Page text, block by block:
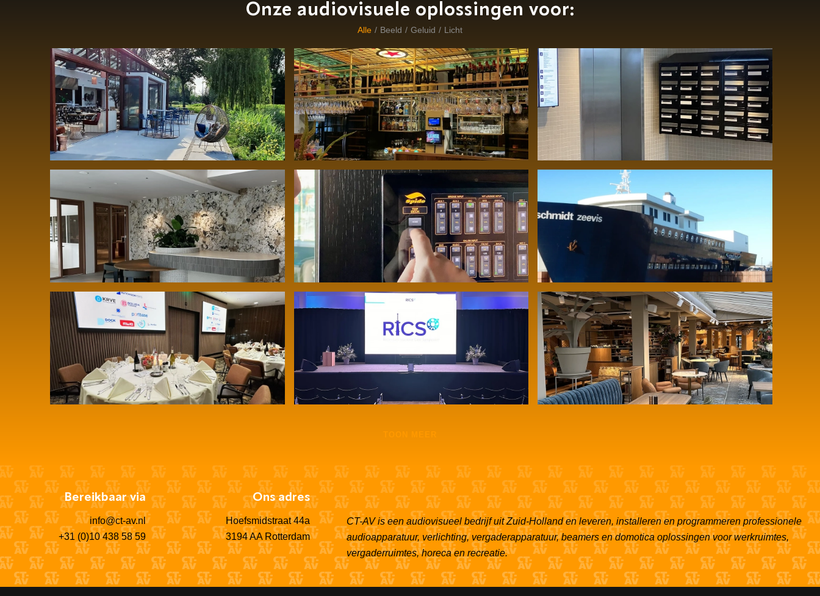
Onze audiovisuele oplossingen voor:
Alle / Beeld / Geluid / Licht
Uitbreiding en optimalisatie
bestaande geluidsinstallatie
restaurant La Cocotte
Sfeervolle betrouwbare
geluidsinstallatie bij Brasserie Kaat
Mossel
Moderne display bewegwijzering op
Schiphol The Base
Meer beleving in de showroom bij
Kogros Numansdorp
Audiovisuele installatie op het
evenementenjacht Prinses Amalia –
Koninklijke Spido
Geïntegreerd geluidsinstallatie in de
winkel bij Schmidt Zeevis
Audiovisuele upgrade video-LED van
der Valk Ridderkerk
Audiovisuele ondersteuning
medische symposium RICS
Audiobeleving bij Carlton Hotel
Spijkenisse
Bereikbaar via
info@ct-av.nl
+31 (0)10 438 58 59
Ons adres
Hoefsmidstraat 44a
3194 AA Rotterdam
CT-AV is een audiovisueel bedrijf uit Zuid-Holland en leveren, installeren en programmeren professionele
audioapparatuur, verlichting, vergaderapparatuur, beamers en domotica oplossingen voor werkruimtes,
vergaderruimtes, horeca en recreatie.